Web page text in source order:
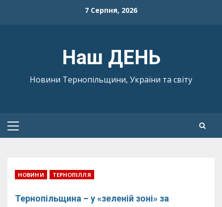
7 Серпня, 2026
Наш ДЕНЬ
Новини Тернопільщини, України та світу
Primary
НОВИНИ ТЕРНОПІЛЛЯ
Тернопільщина – у «зеленій зоні» за